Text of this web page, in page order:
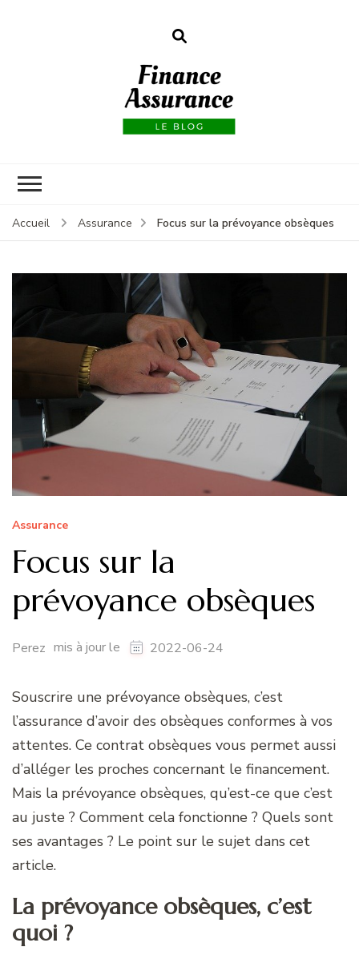
Accueil Assurance Focus sur la prévoyance obsèques
Assurance
Focus sur la
prévoyance obsèques
Perez mis à jour le 2022-06-24
Souscrire une prévoyance obsèques, c’est
l’assurance d’avoir des obsèques conformes à vos
attentes. Ce contrat obsèques vous permet aussi
d’alléger les proches concernant le financement.
Mais la prévoyance obsèques, qu’est-ce que c’est
au juste ? Comment cela fonctionne ? Quels sont
ses avantages ? Le point sur le sujet dans cet
article.
La prévoyance obsèques, c’est
quoi ?